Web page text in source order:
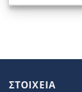
ΣΤΟΙΧΕΙΑ